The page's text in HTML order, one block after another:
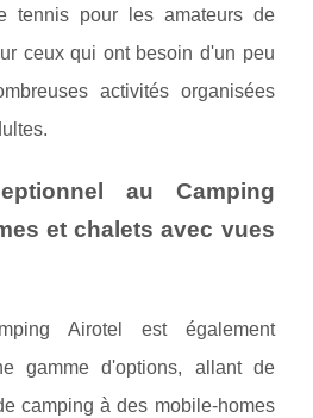
tennis pour les amateurs de
ceux qui ont besoin d'un peu
activités organisées
au Camping
et chalets avec vues
Airotel est également
gamme d'options, allant de
camping à des mobile-homes